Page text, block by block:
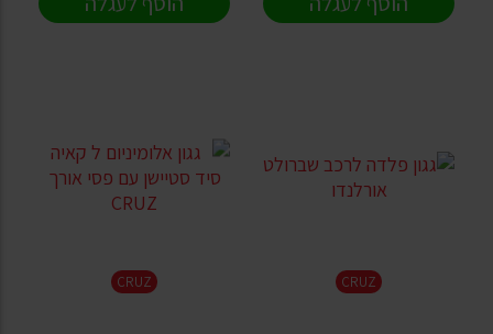
CRUZ
CRUZ